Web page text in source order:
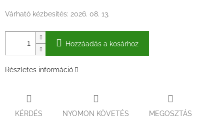
Várható kézbesítés: 2026. 08. 13.
Hozzáadás a kosárhoz
Részletes információ
KÉRDÉS NYOMON KÖVETÉS MEGOSZTÁS